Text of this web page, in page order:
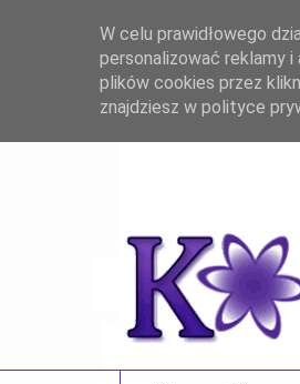
W celu prawidłowego
personalizować reklamy
plików cookies przez
znajdziesz w polityce